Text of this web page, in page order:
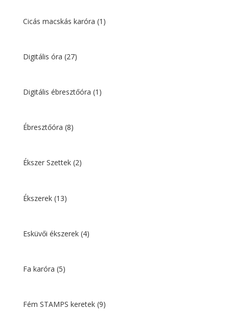
Cicás macskás karóra (1)
Digitális óra (27)
Digitális ébresztőóra (1)
Ébresztőóra (8)
Ékszer Szettek (2)
Ékszerek (13)
Esküvői ékszerek (4)
Fa karóra (5)
Fém STAMPS keretek (9)